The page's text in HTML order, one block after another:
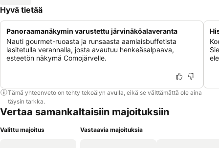
Hyvä tietää
Panoraamanäkymin varustettu järvinäköalaveranta
Nauti gourmet-ruoasta ja runsaasta aamiaisbuffetista
lasitetulla verannalla, josta avautuu henkeäsalpaava,
esteetön näkymä Comojärvelle.
Tämä yhteenveto on tehty tekoälyn avulla, eikä se välttämättä ole aina
täysin tarkka.
Vertaa samankaltaisiin majoituksiin
Valittu majoitus Vastaavia majoituksia